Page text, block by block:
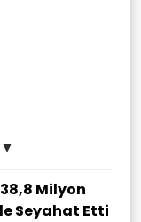
Milyon
Seyahat Etti